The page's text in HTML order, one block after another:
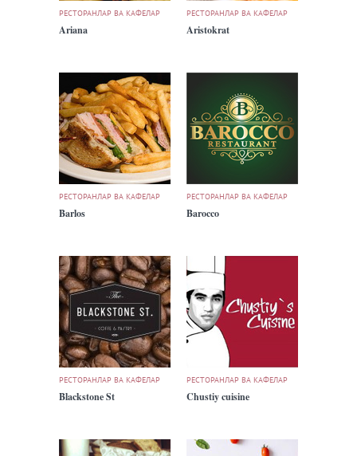
РЕСТОРАНЛАР ВА КАФЕЛАР
Ariana
РЕСТОРАНЛАР ВА КАФЕЛАР
Aristokrat
РЕСТОРАНЛАР ВА КАФЕЛАР
Barlos
РЕСТОРАНЛАР ВА КАФЕЛАР
Barocco
РЕСТОРАНЛАР ВА КАФЕЛАР
Blackstone St
РЕСТОРАНЛАР ВА КАФЕЛАР
Chustiy cuisine